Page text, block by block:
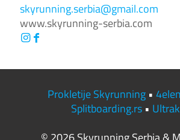
skyrunning.serbia@gmail.com
www.skyrunning-serbia.com
Prokletije Skyrunning•
Splitboarding.rs •